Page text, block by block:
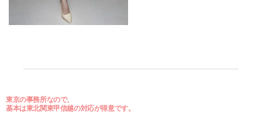
東京の事務所なので、
基本は東北関東甲信越の対応が得意です。